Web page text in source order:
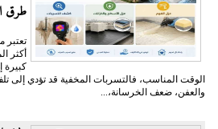
طرق
تعتبر
أكثر
كبيرة
الوقت المناسب، فالتسربات المخفية قد تؤدي إلى
والعفن، ضعف الخرسانة،...